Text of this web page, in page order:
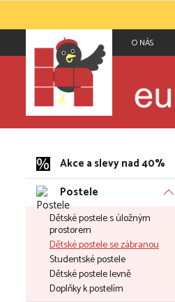
O NÁS
Akce a slevy nad 40%
Postele
Dětské postele s úložným
prostorem
Dětské postele se zábranou
Studentské postele
Dětské postele levně
Doplňky k postelím